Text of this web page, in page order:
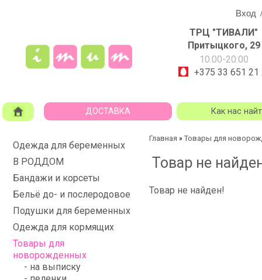
Вход
ТРЦ "ТИВАЛИ"
Притыцкого, 29
10:00-20:00
+375 33 651 21
ДОСТАВКА Как нас
Одежда для беременных
В РОДДОМ
Бандажи и корсеты
Бельё до- и послеродовое
Подушки для беременных
Одежда для кормящих
Товары для
новорожденных
- на выписку
Главная » Товары для
Товар не
Товар не найден!